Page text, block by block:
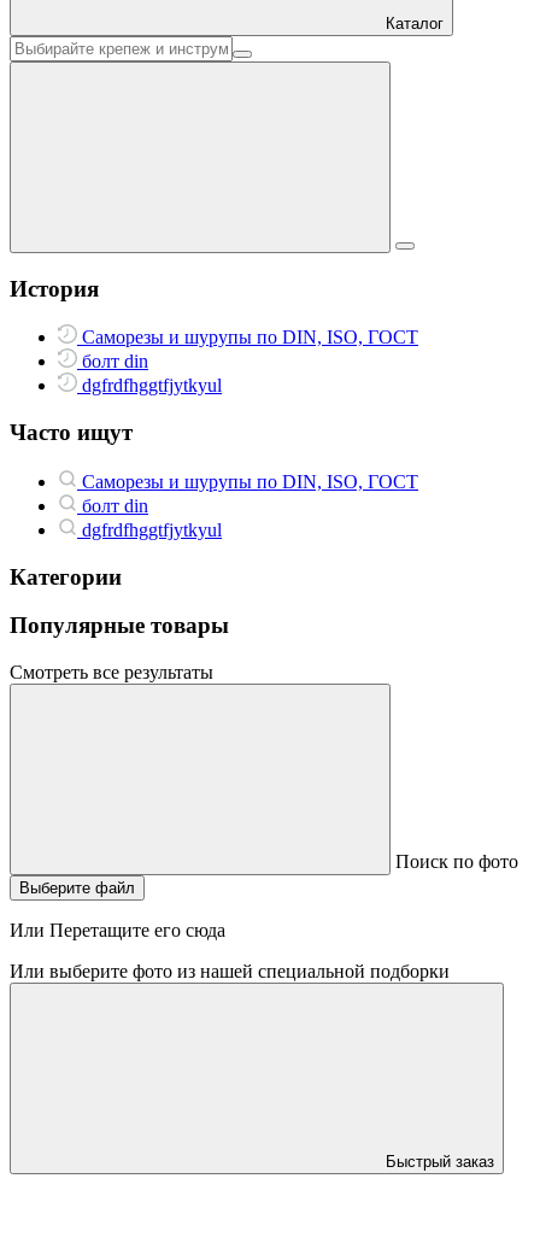
Каталог
История
Саморезы и шурупы по DIN, ISO, ГОСТ
болт din
dgfrdfhggtfjytkyul
Часто ищут
Саморезы и шурупы по DIN, ISO, ГОСТ
болт din
dgfrdfhggtfjytkyul
Категории
Популярные товары
Смотреть все результаты
Поиск по фото
Выберите файл
Или Перетащите его сюда
Или выберите фото из нашей специальной подборки
Быстрый заказ